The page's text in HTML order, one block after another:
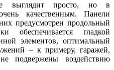
выглядит просто, но в
качественным. Панели
предусмотрен продольный
обеспечивается гладкой
элементов, оптимальный
– к примеру, гаражей,
подвержены воздействию